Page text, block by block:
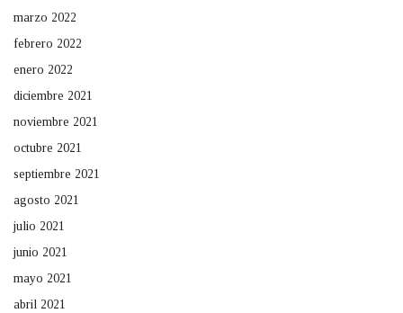
marzo 2022
febrero 2022
enero 2022
diciembre 2021
noviembre 2021
octubre 2021
septiembre 2021
agosto 2021
julio 2021
junio 2021
mayo 2021
abril 2021